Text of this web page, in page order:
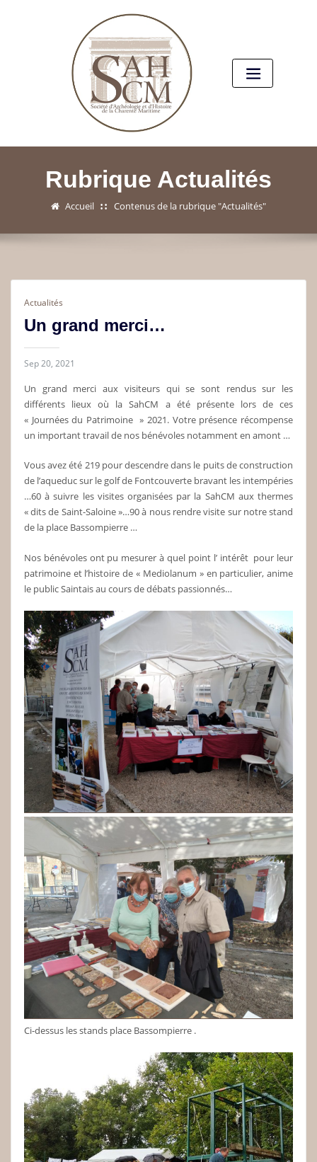
Rubrique Actualités
Accueil Contenus de la rubrique "Actualités"
Actualités
Un grand merci…
Sep 20, 2021
Un grand merci aux visiteurs qui se sont rendus sur les
différents lieux où la SahCM a été présente lors de ces
« Journées du Patrimoine » 2021. Votre présence récompense
un important travail de nos bénévoles notamment en amont …
Vous avez été 219 pour descendre dans le puits de construction
de l’aqueduc sur le golf de Fontcouverte bravant les intempéries
…60 à suivre les visites organisées par la SahCM aux thermes
« dits de Saint-Saloine »…90 à nous rendre visite sur notre stand
de la place Bassompierre …
Nos bénévoles ont pu mesurer à quel point l’ intérêt pour leur
patrimoine et l’histoire de « Mediolanum » en particulier, anime
le public Saintais au cours de débats passionnés…
Ci-dessus les stands place Bassompierre .